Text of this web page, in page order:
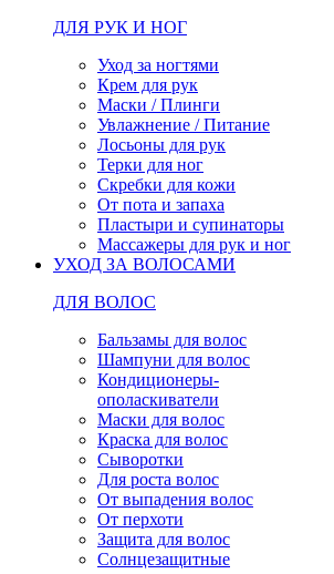
ДЛЯ РУК И НОГ
Уход за ногтями
Крем для рук
Маски / Плинги
Увлажнение / Питание
Лосьоны для рук
Терки для ног
Скребки для кожи
От пота и запаха
Пластыри и супинаторы
Массажеры для рук и ног
УХОД ЗА ВОЛОСАМИ
ДЛЯ ВОЛОС
Бальзамы для волос
Шампуни для волос
Кондиционеры-
ополаскиватели
Маски для волос
Краска для волос
Сыворотки
Для роста волос
От выпадения волос
От перхоти
Защита для волос
Солнцезащитные